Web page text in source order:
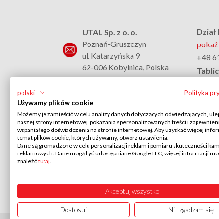
UTAL Sp. z o. o.
Poznań-Gruszczyn
ul. Katarzyńska 9
62-006 Kobylnica, Polska
pokaż adres email
KRS: 0000110005
NIP: PL 782 00 20 695
BDO 000017734
Kapitał zakładowy: 10.000.000
Dni wolne 2026
pokaż
+48
+48
pokaż
+48
polski
Polityka
Używamy plików cookie
Możemy je zamieścić w celu analizy danych dotyczących odwiedzających,
naszej strony internetowej, pokazania spersonalizowanych treści i
wspaniałego doświadczenia na stronie internetowej. Aby uzyskać więcej
temat plików cookie, których używamy, otwórz ustawienia.
Dane są gromadzone w celu personalizacji reklam i pomiaru skuteczności
reklamowych. Dane mogą być udostępniane Google LLC, więcej informacji
znaleźćtutaj.
Akceptuj wszystko
Dostosuj Nie zgadzam się